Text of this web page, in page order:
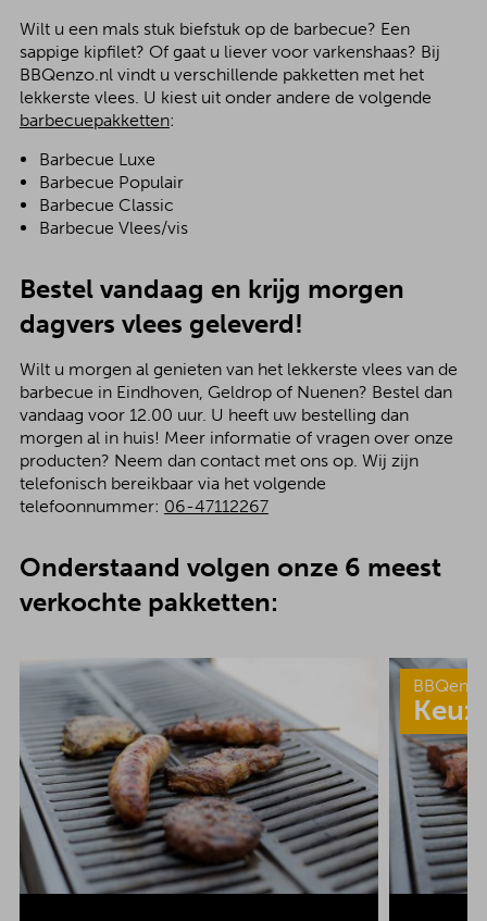
Wilt u een mals stuk biefstuk op de barbecue? Een
sappige kipfilet? Of gaat u liever voor varkenshaas? Bij
BBQenzo.nl vindt u verschillende pakketten met het
lekkerste vlees. U kiest uit onder andere de volgende
barbecuepakketten:
Barbecue Luxe
Barbecue Populair
Barbecue Classic
Barbecue Vlees/vis
Bestel vandaag en krijg morgen
dagvers vlees geleverd!
Wilt u morgen al genieten van het lekkerste vlees van de
barbecue in Eindhoven, Geldrop of Nuenen? Bestel dan
vandaag voor 12.00 uur. U heeft uw bestelling dan
morgen al in huis! Meer informatie of vragen over onze
producten? Neem dan contact met ons op. Wij zijn
telefonisch bereikbaar via het volgende
telefoonnummer: 06-47112267
Onderstaand volgen onze 6 meest
verkochte pakketten: